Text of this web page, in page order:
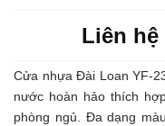
Liên hệ
Cửa nhựa Đài Loan YF-
nước hoàn hảo thích
phòng ngủ. Đa dạng